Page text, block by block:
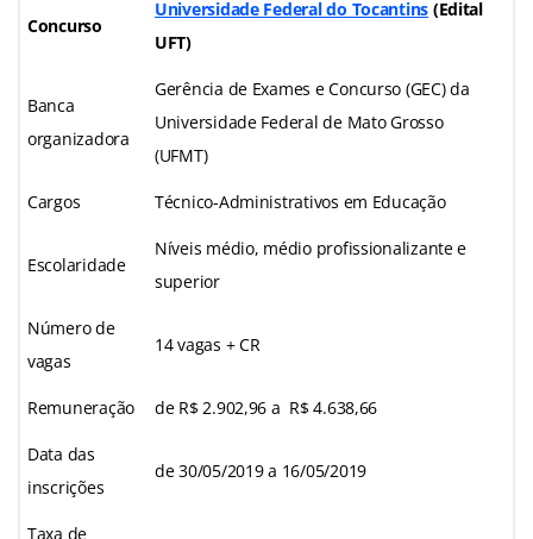
Concurso
Universidade Federal do Tocantins (Edital
UFT)
Banca
organizadora
Gerência de Exames e Concurso (GEC) da
Universidade Federal de Mato Grosso
(UFMT)
Cargos Técnico-Administrativos em Educação
Escolaridade
Níveis médio, médio profissionalizante e
superior
Número de
vagas
14 vagas + CR
Remuneração de R$ 2.902,96 a R$ 4.638,66
Data das
inscrições
de 30/05/2019 a 16/05/2019
Taxa de